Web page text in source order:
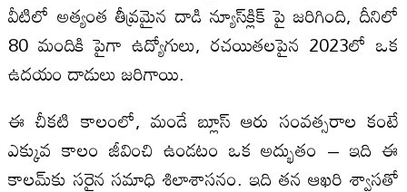
వీటిలో అత్యంత తీవ్రమైన దాడి న్యూస్‌క్లిక్ పై జరిగింది, దీనిలో
80 మందికి పైగా ఉద్యోగులు, రచయితలపైన 2023లో ఒక
ఉదయం దాడులు జరిగాయి.
ఈ చీకటి కాలంలో, మండే బ్లూస్ ఆరు సంవత్సరాల కంటే
ఎక్కువ కాలం జీవించి ఉండటం ఒక అద్భుతం – ఇది ఈ
కాలమ్‌కు సరైన సమాధి శిలాశాసనం. ఇది తన ఆఖరి శ్వాసతో